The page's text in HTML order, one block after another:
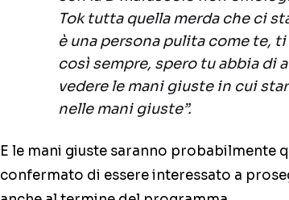
Tok tutta quella merda che ci
è una persona pulita come te,
così sempre, spero tu abbia di
vedere le mani giuste in cui
nelle mani giuste”.
E le mani giuste saranno probabilmente
confermato di essere interessato a